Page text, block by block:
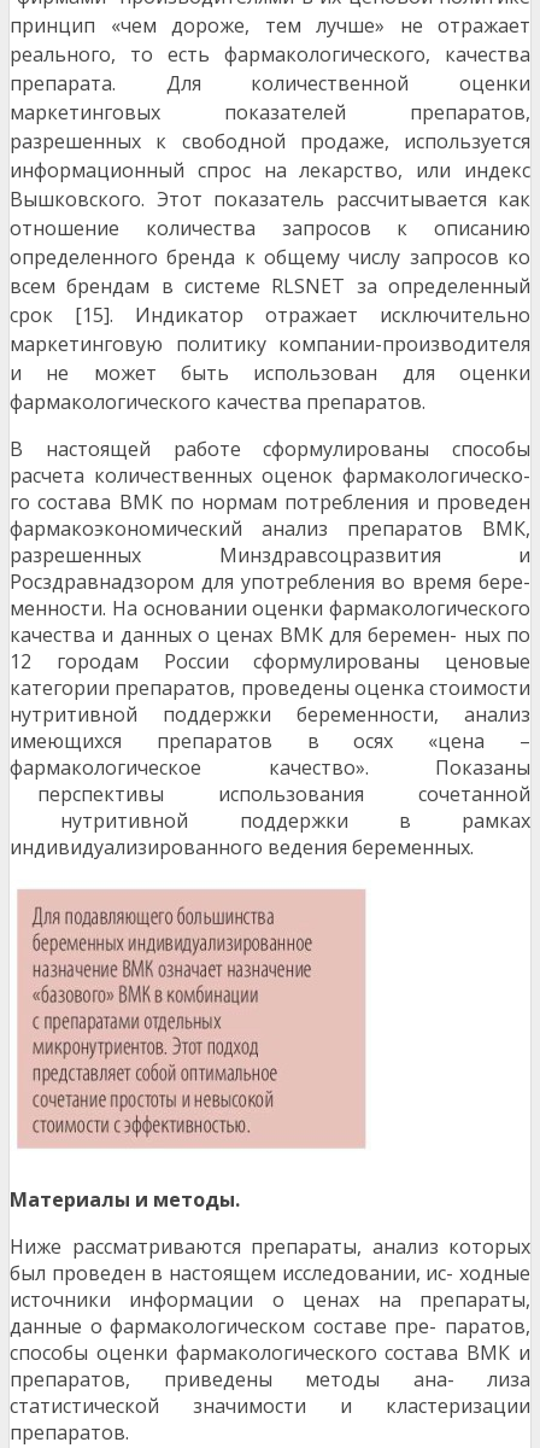
принцип «чем дороже, тем лучше» не отражает
реального, то есть фармакологического, качества
препарата. Для количественной оценки
маркетинговых показателей препаратов,
разрешенных к свободной продаже, используется
информационный спрос на лекарство, или индекс
Вышковского. Этот показатель рассчитывается как
отношение количества запросов к описанию
определенного бренда к общему числу запросов ко
всем брендам в системе RLSNET за определенный
срок [15]. Индикатор отражает исключительно
маркетинговую политику компании-производителя
и не может быть использован для оценки
фармакологического качества препаратов.
В настоящей работе сформулированы способы
расчета количественных оценок фармакологическо-
го состава ВМК по нормам потребления и проведен
фармакоэкономический анализ препаратов ВМК,
разрешенных Минздравсоцразвития и
Росздравнадзором для употребления во время бере-
менности. На основании оценки фармакологического
качества и данных о ценах ВМК для беремен- ных по
12 городам России сформулированы ценовые
категории препаратов, проведены оценка стоимости
нутритивной поддержки беременности, анализ
имеющихся препаратов в осях «цена –
фармакологическое качество». Показаны
перспективы использования сочетанной
нутритивной поддержки в рамках
индивидуализированного ведения беременных.
Материалы и методы.
Ниже рассматриваются препараты, анализ которых
был проведен в настоящем исследовании, ис- ходные
источники информации о ценах на препараты,
данные о фармакологическом составе пре- паратов,
способы оценки фармакологического состава ВМК и
препаратов, приведены методы ана- лиза
статистической значимости и кластеризации
препаратов.